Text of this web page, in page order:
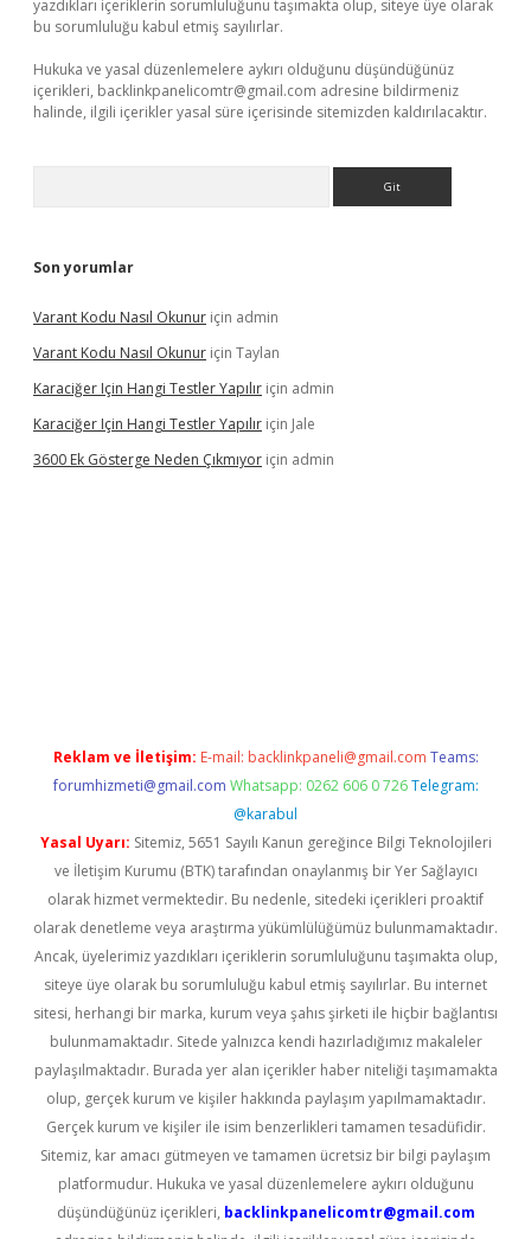
yazdıkları içeriklerin sorumluluğunu taşımakta olup, siteye üye olarak
bu sorumluluğu kabul etmiş sayılırlar.
Hukuka ve yasal düzenlemelere aykırı olduğunu düşündüğünüz
içerikleri, backlinkpanelicomtr@gmail.com adresine bildirmeniz
halinde, ilgili içerikler yasal süre içerisinde sitemizden kaldırılacaktır.
Son yorumlar
Varant Kodu Nasıl Okunur için admin
Varant Kodu Nasıl Okunur için Taylan
Karaciğer Için Hangi Testler Yapılır için admin
Karaciğer Için Hangi Testler Yapılır için Jale
3600 Ek Gösterge Neden Çıkmıyor için admin
Reklam ve İletişim: E-mail: backlinkpaneli@gmail.com Teams:
forumhizmeti@gmail.com Whatsapp: 0262 606 0 726 Telegram:
@karabul
Yasal Uyarı: Sitemiz, 5651 Sayılı Kanun gereğince Bilgi Teknolojileri
ve İletişim Kurumu (BTK) tarafından onaylanmış bir Yer Sağlayıcı
olarak hizmet vermektedir. Bu nedenle, sitedeki içerikleri proaktif
olarak denetleme veya araştırma yükümlülüğümüz bulunmamaktadır.
Ancak, üyelerimiz yazdıkları içeriklerin sorumluluğunu taşımakta olup,
siteye üye olarak bu sorumluluğu kabul etmiş sayılırlar. Bu internet
sitesi, herhangi bir marka, kurum veya şahıs şirketi ile hiçbir bağlantısı
bulunmamaktadır. Sitede yalnızca kendi hazırladığımız makaleler
paylaşılmaktadır. Burada yer alan içerikler haber niteliği taşımamakta
olup, gerçek kurum ve kişiler hakkında paylaşım yapılmamaktadır.
Gerçek kurum ve kişiler ile isim benzerlikleri tamamen tesadüfidir.
Sitemiz, kar amacı gütmeyen ve tamamen ücretsiz bir bilgi paylaşım
platformudur. Hukuka ve yasal düzenlemelere aykırı olduğunu
düşündüğünüz içerikleri, backlinkpanelicomtr@gmail.com